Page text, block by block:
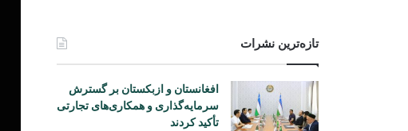
تازه‌ترین نشرات
افغانستان و ازبکستان بر گسترش
سرمایه‌گذاری و همکاری‌های تجارتی
تأکید کردند